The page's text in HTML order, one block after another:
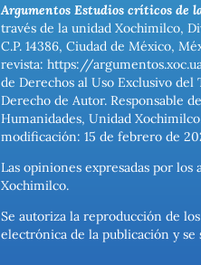
Argumentos Estudios críticos de
través de la unidad Xochimilco,
C.P. 14386, Ciudad de México,
revista: https://
de Derechos al Uso Exclusivo
Derecho de Autor. Responsable
Humanidades, Unidad
modificación: 15 de febrero de
Las opiniones expresadas por
Xochimilco.
Se autoriza la reproducción de
electrónica de la publicación y se